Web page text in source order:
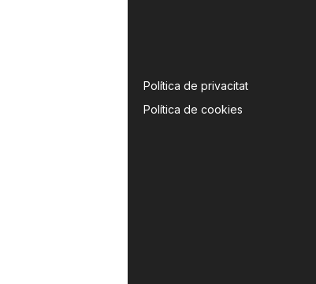
Política de privacitat
Política de cookies